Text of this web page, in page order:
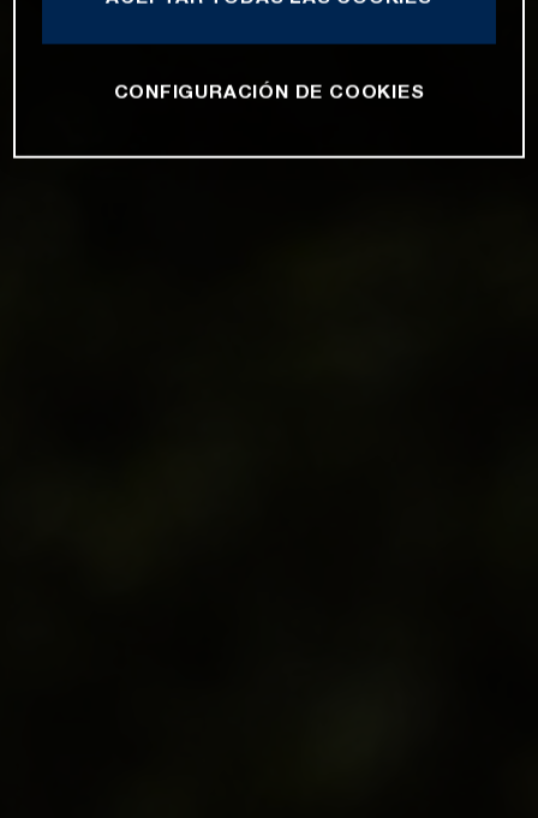
CONFIGURACIÓN DE COOKIES